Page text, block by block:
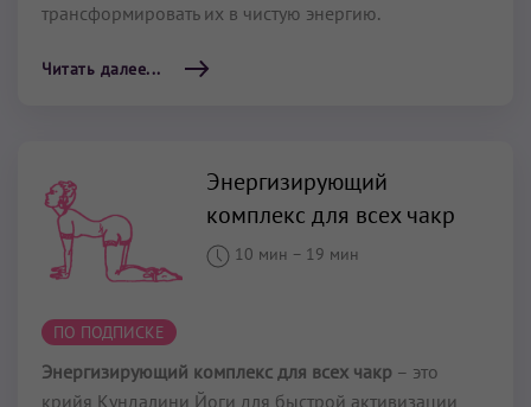
трансформировать их в чистую энергию.
Читать далее...
Энергизирующий
комплекс для всех чакр
10 мин – 19 мин
ПО ПОДПИСКЕ
Энергизирующий комплекс для всех чакр – это
крийя Кундалини Йоги для быстрой активизации